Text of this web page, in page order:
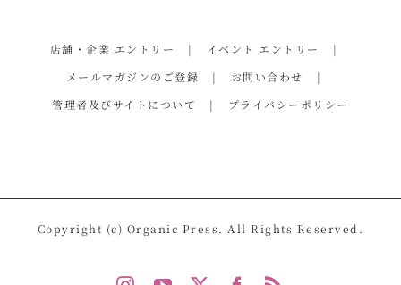
店舗・企業 エントリー
イベント エントリー
メールマガジンのご登録
お問い合わせ
管理者及びサイトについて
プライバシーポリシー
Copyright (c) Organic Press. All Rights Reserved.